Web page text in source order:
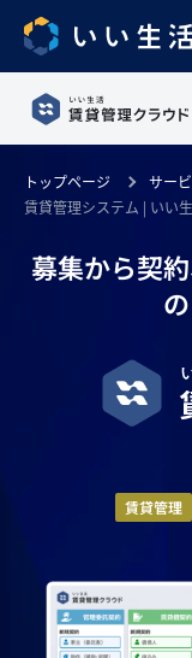
トップページ
サー
賃貸管理システム | いい
募集から契
賃貸管理